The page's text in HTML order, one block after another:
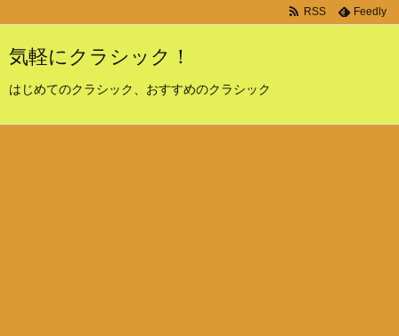
気軽にクラシック！
はじめてのクラシック、おすすめのクラシック
RSS Feedly